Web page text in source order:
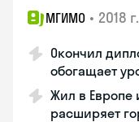
МГИМО • 2018 г.
Окончил
обогащает
Жил в Европе
расширяет